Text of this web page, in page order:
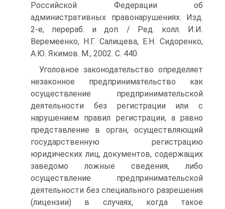
Российской Федерации об
административных правонарушениях. Изд.
2-е, перераб. и доп. / Ред. колл. И.И.
Веремеенко, Н.Г. Салищева, Е.Н. Сидоренко,
А.Ю. Якимов. М., 2002. С. 440.
Уголовное законодательство определяет
незаконное предпринимательство как
осуществление предпринимательской
деятельности без регистрации или с
нарушением правил регистрации, а равно
представление в орган, осуществляющий
государственную регистрацию
юридических лиц, документов, содержащих
заведомо ложные сведения, либо
осуществление предпринимательской
деятельности без специального разрешения
(лицензии) в случаях, когда такое